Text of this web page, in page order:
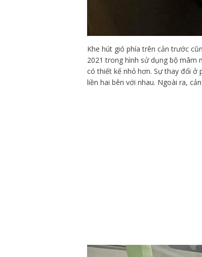
Khe hút gió phía trên cản trước
2021 trong hình sử dụng bộ mâm
có thiết kế nhỏ hơn. Sự thay đổi ở
liền hai bên với nhau. Ngoài ra,